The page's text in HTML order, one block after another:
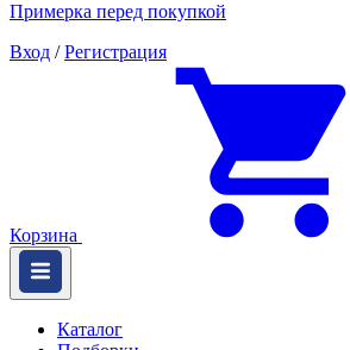
Примерка перед покупкой
Вход / Регистрация
Корзина
Каталог